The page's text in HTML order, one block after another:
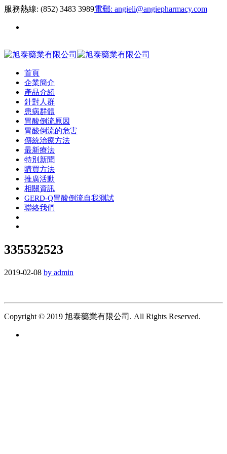
服務熱線: (852) 3483 3989電郵: angieli@angiepharmacy.com
首頁
企業簡介
產品介紹
針對人群
患病群體
胃酸倒流原因
胃酸倒流的危害
傳統治療方法
最新療法
特別新聞
購買方法
推廣活動
相關資訊
GERD-Q胃酸倒流自我測試
聯絡我們
335532523
2019-02-08 by admin
Copyright © 2019 旭泰藥業有限公司. All Rights Reserved.